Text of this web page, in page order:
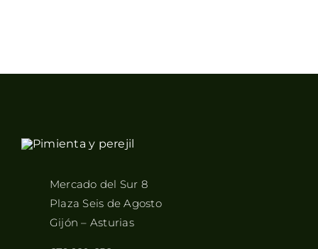
Mercado del Sur 8
Plaza Seis de Agosto
Gijón – Asturias